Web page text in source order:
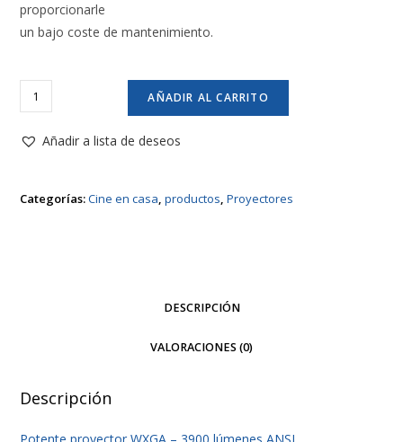
proporcionarle
un bajo coste de mantenimiento.
Proyector
Optoma
W381
AÑADIR AL CARRITO
Añadir a lista de deseos
Categorías:Cine en casa,productos,Proyectores
DESCRIPCIÓN
VALORACIONES (0)
Descripción